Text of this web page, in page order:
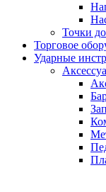
Точки
Торговое
Ударные